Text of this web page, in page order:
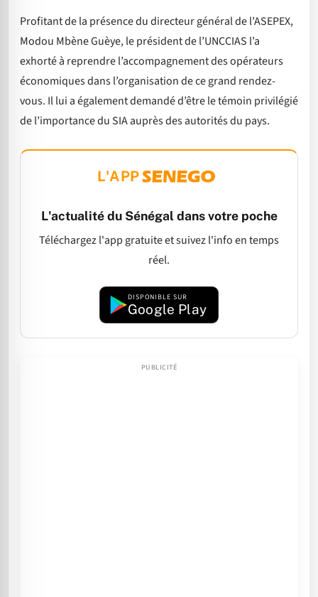
Profitant de la présence du directeur général de l’ASEPEX,
Modou Mbène Guèye, le président de l’UNCCIAS l’a
exhorté à reprendre l’accompagnement des opérateurs
économiques dans l’organisation de ce grand rendez-
vous. Il lui a également demandé d’être le témoin privilégié
de l’importance du SIA auprès des autorités du pays.
L'APP
L'actualité du Sénégal dans votre poche
Téléchargez l'app gratuite et suivez l'info en temps
réel.
DISPONIBLE SUR
Google Play